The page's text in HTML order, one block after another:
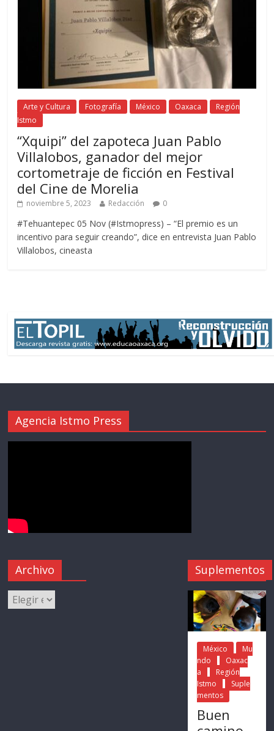
Arte y Cultura Fotografía México Oaxaca
Región
Istmo
“Xquipi” del zapoteca Juan Pablo
Villalobos, ganador del mejor
cortometraje de ficción en Festival
del Cine de Morelia
noviembre 5, 2023 Redacción 0
#Tehuantepec 05 Nov (#Istmopress) – “El premio es un
incentivo para seguir creando”, dice en entrevista Juan Pablo
Villalobos, cineasta
Agencia Istmo Press
Archivo Suplementos
México
Mu
ndo
Oaxac
a
Región
Istmo
Suple
mentos
Buen